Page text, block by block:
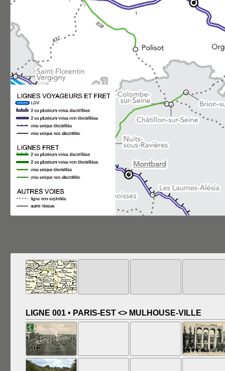
LIGNE 001 • PARIS-EST <> MULHOUSE-VILLE